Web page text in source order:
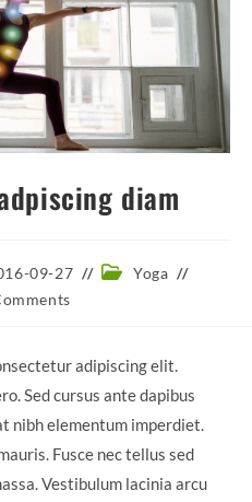
diam
09-27
PostYoga
adipiscing elit.
Sed cursus ante dapibus
nibh elementum imperdiet.
Fusce nec tellus sed
Vestibulum lacinia arcu